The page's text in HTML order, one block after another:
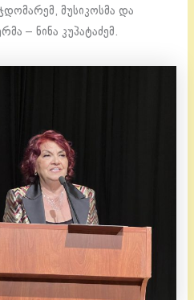
მუსიკოსმა და
– ნინა კუპატაძემ.